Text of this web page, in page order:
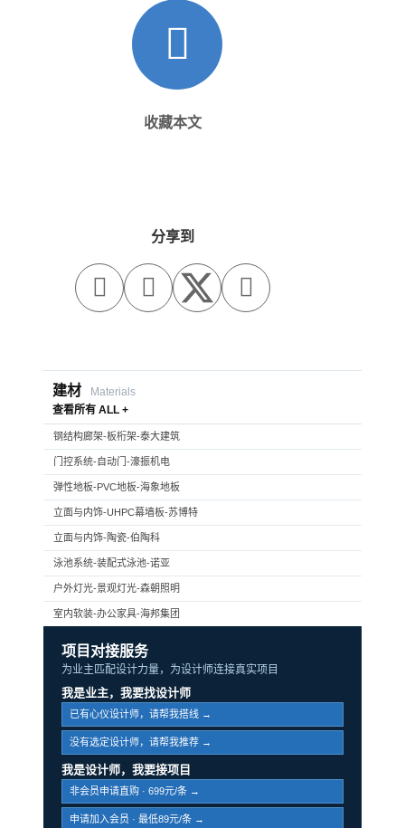
收藏本文
分享到
  
建材
Materials
查看所有 ALL +
钢结构廊架-板桁架-泰大建筑
门控系统-自动门-濠振机电
弹性地板-PVC地板-海象地板
立面与内饰-UHPC幕墙板-苏博特
立面与内饰-陶瓷-伯陶科
泳池系统-装配式泳池-诺亚
户外灯光-景观灯光-森朝照明
室内软装-办公家具-海邦集团
项目对接服务
为业主匹配设计力量，为设计师连接真实项目
我是业主，我要找设计师
已有心仪设计师，请帮我搭线 →
没有选定设计师，请帮我推荐 →
我是设计师，我要接项目
非会员申请直购 · 699元/条 →
申请加入会员 · 最低89元/条 →